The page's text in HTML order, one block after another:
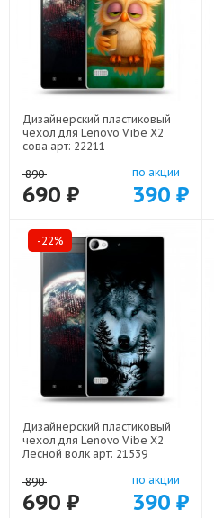
Дизайнерский пластиковый
чехол для Lenovo Vibe X2
сова арт: 22211
890
690 ₽
по акции
390 ₽
-22%
Дизайнерский пластиковый
чехол для Lenovo Vibe X2
Лесной волк арт: 21539
890
690 ₽
по акции
390 ₽